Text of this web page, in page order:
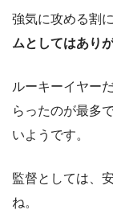
強気に攻める割に
ムとしてはあり
ルーキーイヤー
らったのが最多
いようです。
監督としては、
ね。